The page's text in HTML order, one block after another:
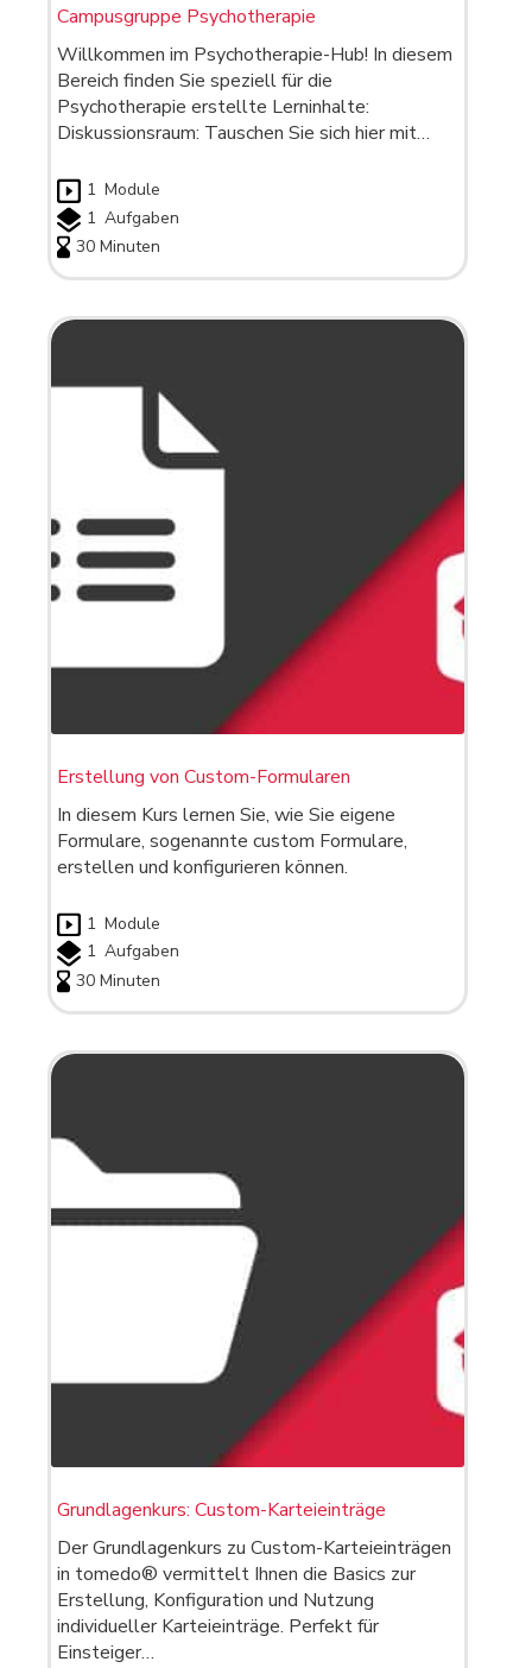
Campusgruppe Psychotherapie
Willkommen im Psychotherapie-Hub! In diesem
Bereich finden Sie speziell für die
Psychotherapie erstellte Lerninhalte:
Diskussionsraum: Tauschen Sie sich hier mit…
1 Module
1 Aufgaben
30 Minuten
Erstellung von Custom-Formularen
In diesem Kurs lernen Sie, wie Sie eigene
Formulare, sogenannte custom Formulare,
erstellen und konfigurieren können.
1 Module
1 Aufgaben
30 Minuten
Grundlagenkurs: Custom-Karteieinträge
Der Grundlagenkurs zu Custom-Karteieinträgen
in tomedo® vermittelt Ihnen die Basics zur
Erstellung, Konfiguration und Nutzung
individueller Karteieinträge. Perfekt für
Einsteiger…